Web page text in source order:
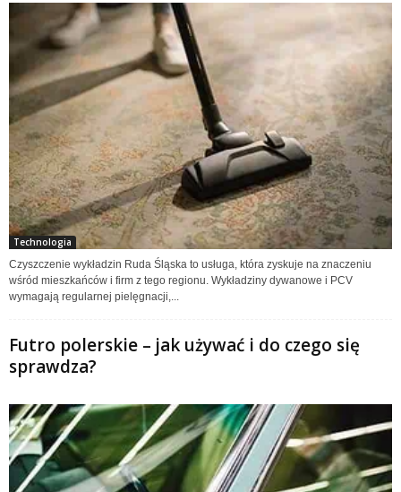
Technologia
Czyszczenie wykładzin Ruda Śląska to usługa, która zyskuje na znaczeniu
wśród mieszkańców i firm z tego regionu. Wykładziny dywanowe i PCV
wymagają regularnej pielęgnacji,...
Futro polerskie – jak używać i do czego się
sprawdza?